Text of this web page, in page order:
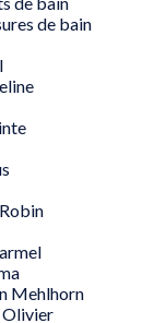
de bain
Mehlhorn